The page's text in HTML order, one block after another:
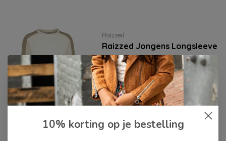
Raizzed
Raizzed Jongens Longsleeve
Chez
11,25 44,99
Bekijken
10% korting op je bestelling